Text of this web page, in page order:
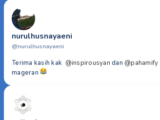
nurulhusnayaeni
@nurulhusnayaeni
Terima kasih kak @inspirousyan dan @pahamify
mageran